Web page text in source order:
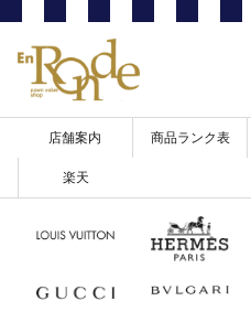
店舗案内 商品ランク表
楽天